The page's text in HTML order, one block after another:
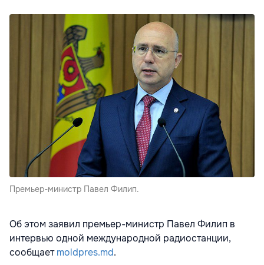
Премьер-министр Павел Филип.
Об этом заявил премьер-министр Павел Филип в
интервью одной международной радиостанции,
сообщаетmoldpres.md.